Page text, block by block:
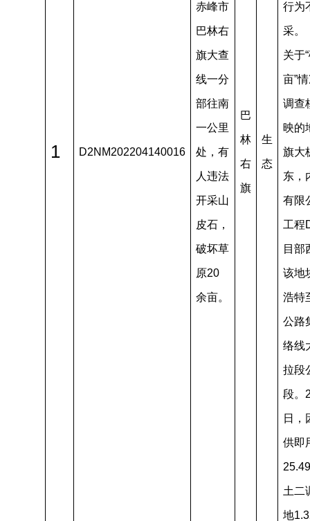
1 D2NM202204140016
赤峰市
巴林右
旗大查
线一分
部往南
一公里
处，有
人违法
开采山
皮石，
破坏草
原20
余亩。
巴
林
右
旗
生
态
行为
采。
关于
亩”
调查
映的
旗大
东，
有限
工程
目部
该地
浩特
公路
络线
拉段
段。
日，
供即
土二
地